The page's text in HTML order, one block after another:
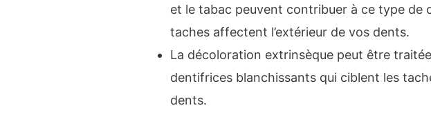
et le tabac peuvent contribuer à ce type de
taches affectent l’extérieur de vos dents.
La décoloration extrinsèque peut être
dentifrices blanchissants qui ciblent les
dents.